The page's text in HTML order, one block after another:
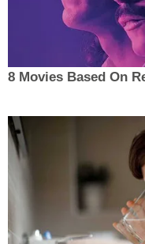
8 Movies Based On